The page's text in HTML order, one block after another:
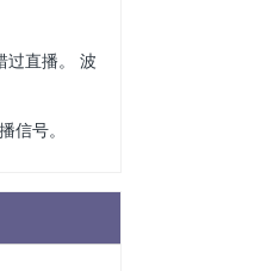
过直播。 波
信号。